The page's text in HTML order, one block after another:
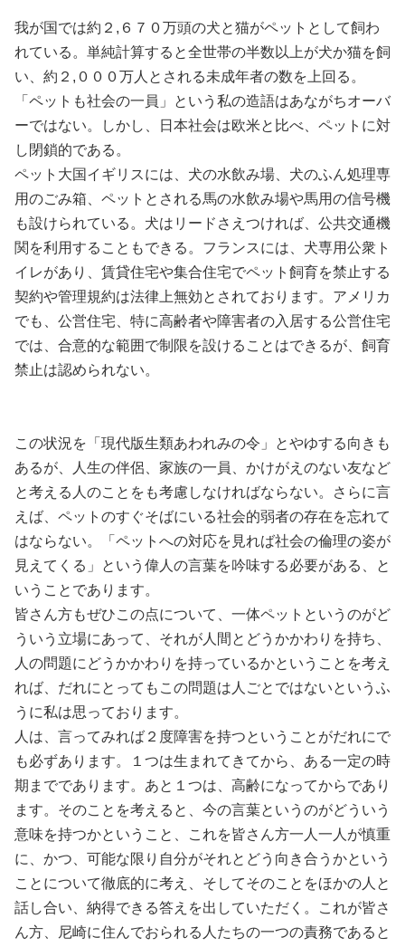
我が国では約２,６７０万頭の犬と猫がペットとして飼わ
れている。単純計算すると全世帯の半数以上が犬か猫を飼
い、約２,０００万人とされる未成年者の数を上回る。
「ペットも社会の一員」という私の造語はあながちオーバ
ーではない。しかし、日本社会は欧米と比べ、ペットに対
し閉鎖的である。
ペット大国イギリスには、犬の水飲み場、犬のふん処理専
用のごみ箱、ペットとされる馬の水飲み場や馬用の信号機
も設けられている。犬はリードさえつければ、公共交通機
関を利用することもできる。フランスには、犬専用公衆ト
イレがあり、賃貸住宅や集合住宅でペット飼育を禁止する
契約や管理規約は法律上無効とされております。アメリカ
でも、公営住宅、特に高齢者や障害者の入居する公営住宅
では、合意的な範囲で制限を設けることはできるが、飼育
禁止は認められない。
この状況を「現代版生類あわれみの令」とやゆする向きも
あるが、人生の伴侶、家族の一員、かけがえのない友など
と考える人のことをも考慮しなければならない。さらに言
えば、ペットのすぐそばにいる社会的弱者の存在を忘れて
はならない。「ペットへの対応を見れば社会の倫理の姿が
見えてくる」という偉人の言葉を吟味する必要がある、と
いうことであります。
皆さん方もぜひこの点について、一体ペットというのがど
ういう立場にあって、それが人間とどうかかわりを持ち、
人の問題にどうかかわりを持っているかということを考え
れば、だれにとってもこの問題は人ごとではないというふ
うに私は思っております。
人は、言ってみれば２度障害を持つということがだれにで
も必ずあります。１つは生まれてきてから、ある一定の時
期までであります。あと１つは、高齢になってからであり
ます。そのことを考えると、今の言葉というのがどういう
意味を持つかということ、これを皆さん方一人一人が慎重
に、かつ、可能な限り自分がそれとどう向き合うかという
ことについて徹底的に考え、そしてそのことをほかの人と
話し合い、納得できる答えを出していただく。これが皆さ
ん方、尼崎に住んでおられる人たちの一つの責務であると